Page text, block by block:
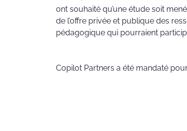
ont souhaité qu’une étude soit
de l’offre privée et publique des
pédagogique qui pourraient
Copilot Partners a été mandaté